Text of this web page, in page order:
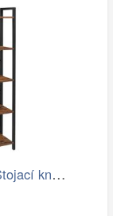
SONGMICS Stojací knihovna Vasagle Porat…